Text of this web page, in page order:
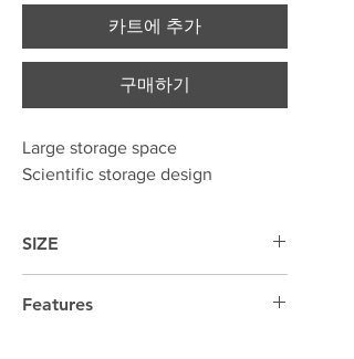
카트에 추가
구매하기
Large storage space
Scientific storage design
SIZE
Features